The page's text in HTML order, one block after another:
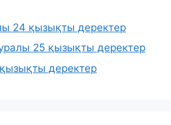
24 қызықты деректер
25 қызықты деректер
қызықты деректер